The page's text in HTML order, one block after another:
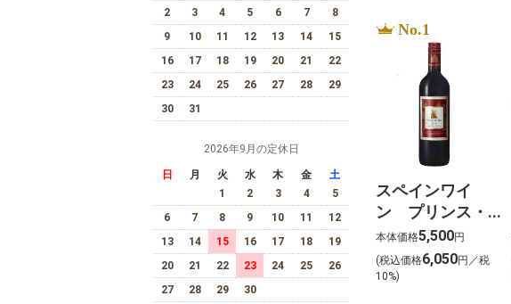
2
3 4 5 6 7
8
9
10 11 12 13 14
15
16
17 18 19 20 21
22
23
24 25 26 27 28
29
30
31
2026年9月の定休日
日 月 火 水 木 金
土
1
2 3 4
5
6
7 8 9 10 11
12
13
14 15 16 17 18
19
20
21 22 23 24 25
26
27
28 29 30
No.1
スペインワイ
ン プリンス・
デ・バオ
（赤）
750ml×12本
本体価格5,500円
(税込価格6,050円／税
10%)